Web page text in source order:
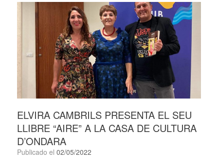
ELVIRA CAMBRILS PRESENTA EL SEU
LLIBRE “AIRE” A LA CASA DE CULTURA
D’ONDARA
Publicado el 02/05/2022